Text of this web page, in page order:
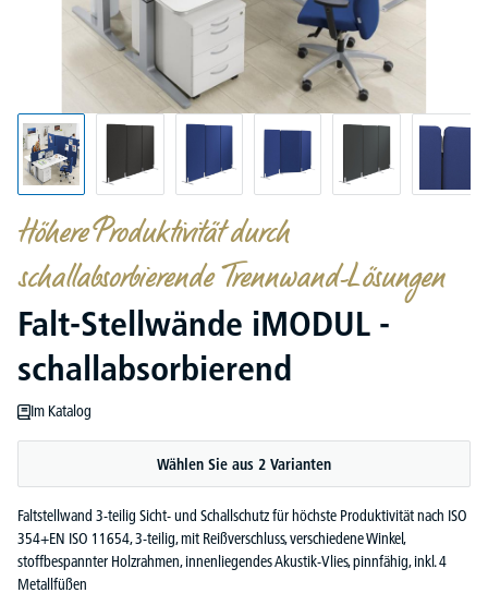
Höhere Produktivität durch
schallabsorbierende Trennwand-Lösungen
Falt-Stellwände iMODUL -
schallabsorbierend
Im Katalog
Wählen Sie aus 2 Varianten
Faltstellwand 3-teilig Sicht- und Schallschutz für höchste Produktivität nach ISO
354+EN ISO 11654, 3-teilig, mit Reißverschluss, verschiedene Winkel,
stoffbespannter Holzrahmen, innenliegendes Akustik-Vlies, pinnfähig, inkl. 4
Metallfüßen